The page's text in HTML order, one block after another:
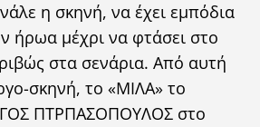
η σκηνή, να έχει εμπόδια
ήρωα μέχρι να φτάσει στο
στα σενάρια. Από αυτή
σκηνή, το «ΜΙΛΑ» το
ΠΤΡΠΑΣΟΠΟΥΛΟΣ στο